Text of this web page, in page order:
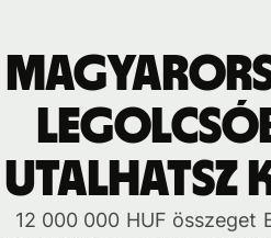
utalhatsz
12 000 000 HUF összeget